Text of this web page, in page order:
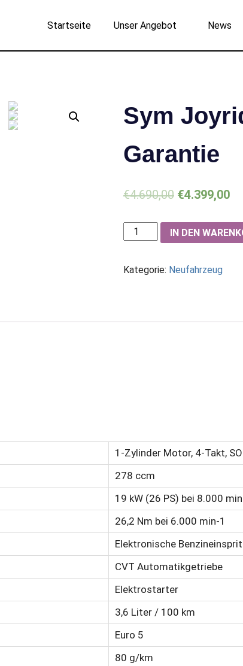
Startseite Unser Angebot News
Sym
Garantie
€4.690,00 €4.399,00
Sym
Joyride
300
Menge
IN DEN
Kategorie: Neufahrzeug
1-Zylinder Motor, 4-Takt,
278 ccm
19 kW (26 PS) bei 8.000
26,2 Nm bei 6.000 min-1
Elektronische
CVT Automatikgetriebe
Elektrostarter
3,6 Liter / 100 km
Euro 5
80 g/km